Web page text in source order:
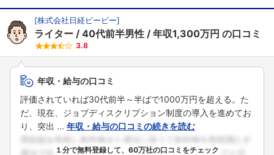
[株式会社日経ビーピー]
ライター 40代前半男性 年収1,300万円 の口コミ
3.8
年収・給与の口コミ
評価されていれば30代前半～半ばで1000万円を超える。た
だ、現在、ジョブディスクリプション制度の導入を進めてお
り、突出 ... 年収・給与の口コミの続きを読む
１分で無料登録して、60万社の口コミをチェック